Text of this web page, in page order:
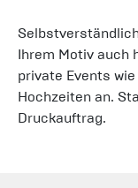
Ihrem Motiv auch
private Events
Hochzeiten an.
Druckauftrag.